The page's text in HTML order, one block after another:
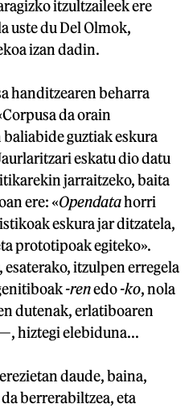
itzultzaileek ere
uste du Del Olmok,
izan dadin.
handitzearen beharra
da orain
guztiak eskura
eskatu dio datu
jarraitzeko, baita
ere: «Opendatahorri
eskura jar ditzatela,
prototipoak egiteko».
itzulpen erregela
-renedo-ko, nola
dutenak, erlatiboaren
hiztegi elebiduna...
daude, baina,
berrerabiltzea, eta